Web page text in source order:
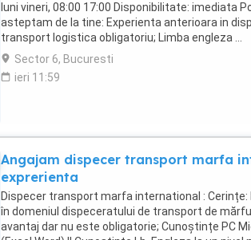
luni vineri, 08:00 17:00 Disponibilitate: imediata
asteptam de la tine: Experienta anterioara in
transport logistica obligatoriu; Limba engleza ...
Sector 6, Bucuresti
ieri 11:59
Angajam dispecer transport marfa
exprerienta
Dispecer transport marfa international :
în domeniul dispeceratului de transport de
avantaj dar nu este obligatorie; Cunoștințe PC